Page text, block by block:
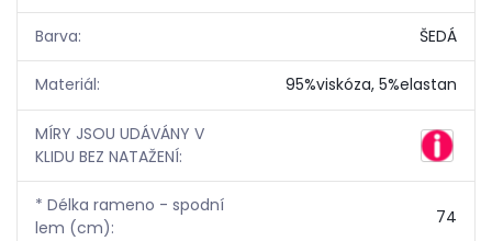
Barva: ŠEDÁ
Materiál: 95%viskóza, 5%elastan
MÍRY JSOU UDÁVÁNY V
KLIDU BEZ NATAŽENÍ:
* Délka rameno - spodní
lem (cm):
74